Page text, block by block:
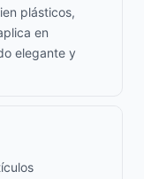
plásticos,
en
elegante y